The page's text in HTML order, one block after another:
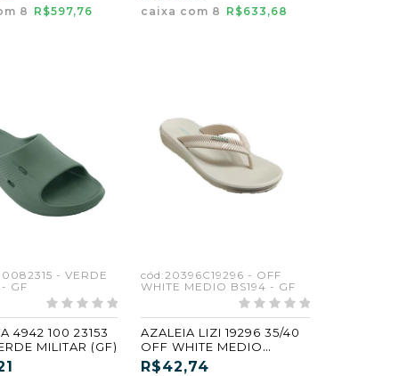
8 R$597,76 caixa com 8 R$633,68
- VERDE
GF
4942 100 23153
MILITAR (GF)
cód:20396C19296 - OFF
WHITE MEDIO BS194 - GF
AZALEIA LIZI 19296 35/40
OFF WHITE MEDIO
(BS194) (GF) (CX6)
R$42,74